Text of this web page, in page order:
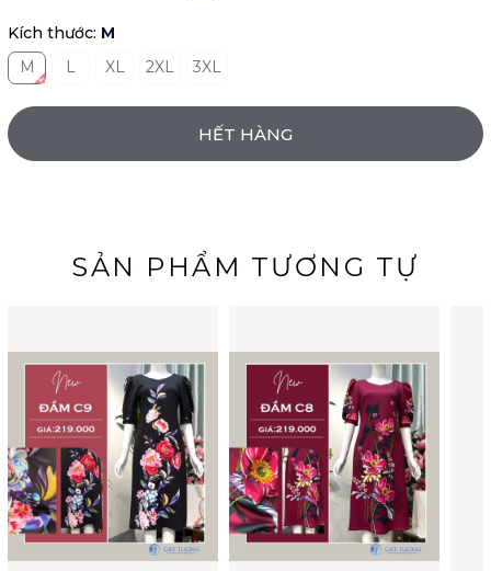
Kích thước: M
M
L XL 2XL 3XL
HẾT HÀNG
SẢN PHẨM TƯƠNG TỰ